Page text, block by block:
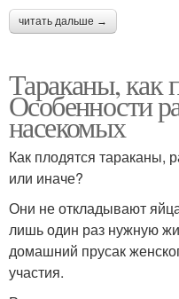
читать дальше →
Тараканы, как
Особенности
насекомых
Как плодятся тараканы,
или иначе?
Они не откладывают
лишь один раз нужную
домашний прусак
участия.